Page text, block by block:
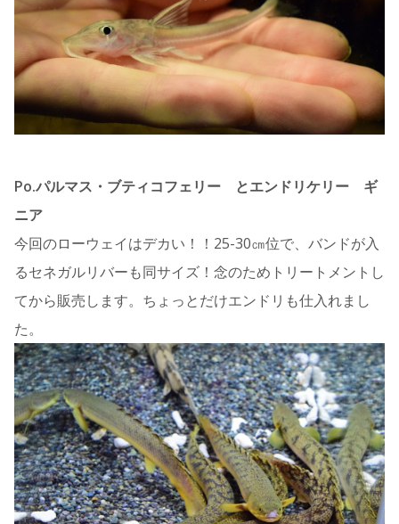
Po.パルマス・ブティコフェリー とエンドリケリー ギ
ニア
今回のローウェイはデカい！！25-30㎝位で、バンドが入
るセネガルリバーも同サイズ！念のためトリートメントし
てから販売します。ちょっとだけエンドリも仕入れまし
た。